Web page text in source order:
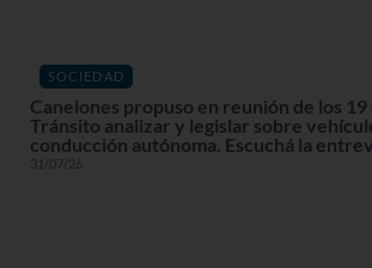
SOCIEDAD
Canelones propuso en reunión de los
Tránsito analizar y legislar sobre
conducción autónoma. Escuchá la
31/07/26